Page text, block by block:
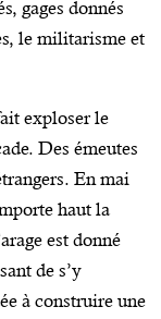
gages donnés
le militarisme et
exploser le
Des émeutes
En mai
haut la
est donné
de s’y
à construire une